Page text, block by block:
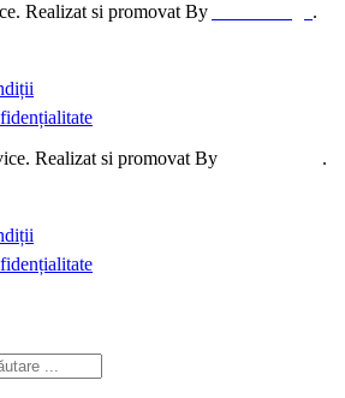
Realizat si promovat By .
Realizat si promovat By .